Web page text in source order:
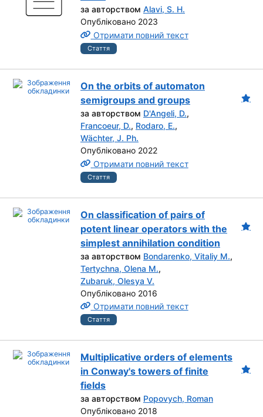
за авторством Alavi, S. H.
Опубліковано 2023
Отримати повний текст
Стаття
On the orbits of automaton
semigroups and groups
за авторством D'Angeli, D.,
Francoeur, D., Rodaro, E.,
Wächter, J. Ph.
Опубліковано 2022
Отримати повний текст
Стаття
On classification of pairs of
potent linear operators with the
simplest annihilation condition
за авторством Bondarenko, Vitaliy M.,
Tertychna, Olena M.,
Zubaruk, Olesya V.
Опубліковано 2016
Отримати повний текст
Стаття
Multiplicative orders of elements
in Conway's towers of finite
fields
за авторством Popovych, Roman
Опубліковано 2018